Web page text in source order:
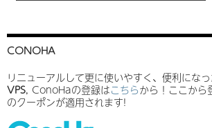
CONOHA
リニューアルして更に使いやすく、便利にな
VPS, ConoHaの登録はこちらから！ここか
のクーポンが適用されます!